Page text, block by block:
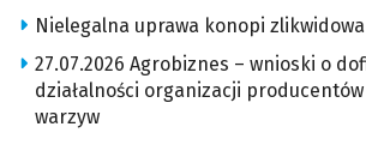
Nielegalna uprawa konopi
27.07.2026 Agrobiznes – wnioski o
działalności organizacji producentów
warzyw